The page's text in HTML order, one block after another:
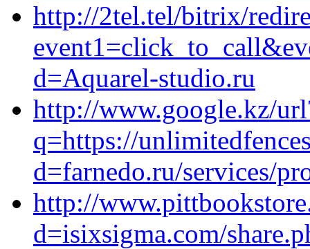
http://2tel.tel/bitrix/
d=Aquarel-studio.ru
http://www.google.kz/
q=https://
d=farnedo.ru/services/
http://
d=isixsigma.com/